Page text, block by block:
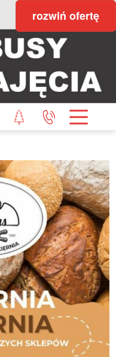
rozwiń ofertę